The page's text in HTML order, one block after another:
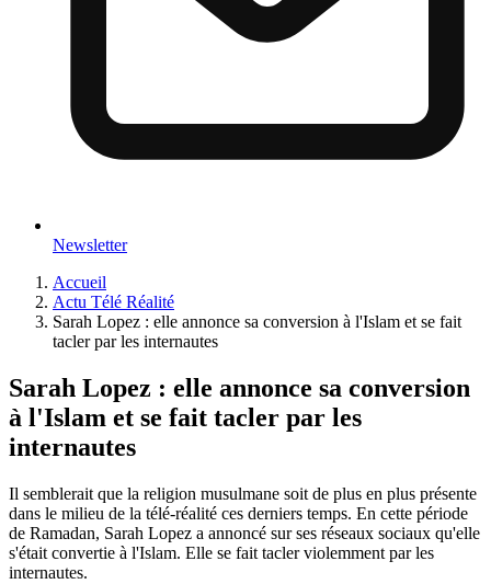
Newsletter
Accueil
Actu Télé Réalité
Sarah Lopez : elle annonce sa conversion à l'Islam et se fait
tacler par les internautes
Sarah Lopez : elle annonce sa conversion
à l'Islam et se fait tacler par les
internautes
Il semblerait que la religion musulmane soit de plus en plus présente
dans le milieu de la télé-réalité ces derniers temps. En cette période
de Ramadan, Sarah Lopez a annoncé sur ses réseaux sociaux qu'elle
s'était convertie à l'Islam. Elle se fait tacler violemment par les
internautes.